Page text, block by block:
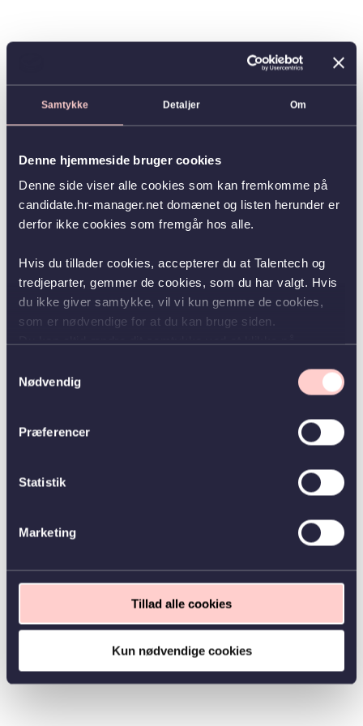
Samtykke Detaljer Om
Denne hjemmeside bruger cookies
Denne side viser alle cookies som kan fremkomme på
candidate.hr-manager.net domænet og listen herunder er
derfor ikke cookies som fremgår hos alle.
Hvis du tillader cookies, accepterer du at Talentech og
tredjeparter, gemmer de cookies, som du har valgt. Hvis
du ikke giver samtykke, vil vi kun gemme de cookies,
som er nødvendige for at du kan bruge siden.
Nødvendig
Præferencer
Statistik
Marketing
Tillad alle cookies
Kun nødvendige cookies